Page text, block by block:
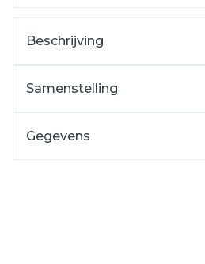
Beschrijving
Samenstelling
Gegevens